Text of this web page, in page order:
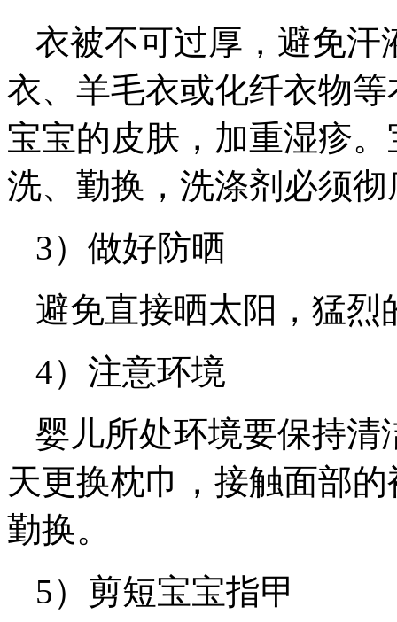
衣被不可过厚，避免汗
衣、羊毛衣或化纤衣物
宝宝的皮肤，加重湿疹
洗、勤换，洗涤剂必须
3）做好防晒
避免直接晒太阳，猛烈
4）注意环境
婴儿所处环境要保持清
天更换枕巾，接触面部
勤换。
5）剪短宝宝指甲